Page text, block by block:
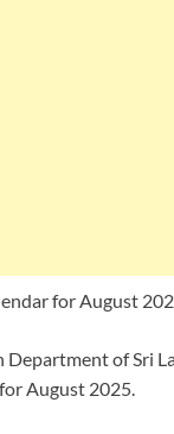
for August
Department of Sri
August 2025.